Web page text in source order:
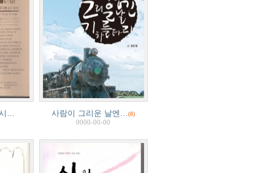
… 사람이 그리운 날엔…(8)
0000-00-00